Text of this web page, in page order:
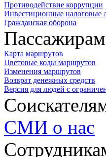
Противодействие коррупции
Инвестиционные налоговые
Гражданская оборона
Пассажирам
Карта маршрутов
Цветовые коды маршрутов
Изменения маршрутов
Возврат денежных средств
Версия для людей с
СМИ о нас